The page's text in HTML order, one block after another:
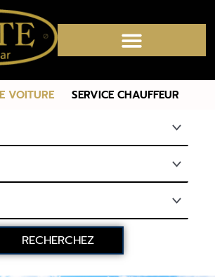
VOITURE SERVICE CHAUFFEUR
RECHERCHEZ